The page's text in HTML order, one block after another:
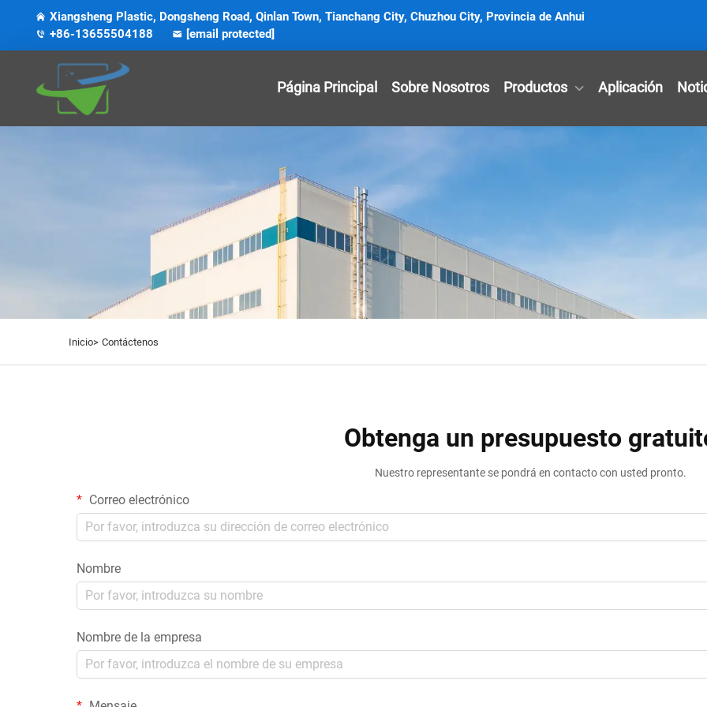
Xiangsheng Plastic, Dongsheng Road, Qinlan Town, Tianchang City, Chuzhou City, Provincia de Anhui
+86-13655504188
[email protected]
Página Principal Sobre Nosotros Productos Aplicación
Inicio> Contáctenos
Obtenga un presupuesto
Nuestro representante se pondrá en contacto con usted pronto.
Correo electrónico
Nombre
Nombre de la empresa